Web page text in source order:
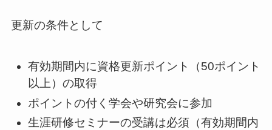
更新の条件として
有効期間内に資格更新ポイント（50ポイント
以上）の取得
ポイントの付く学会や研究会に参加
生涯研修セミナーの受講は必須（有効期間内